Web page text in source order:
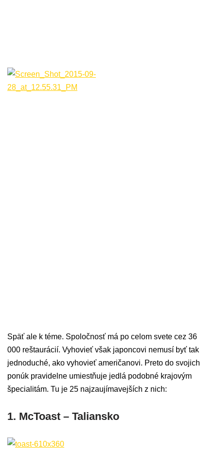
Späť ale k téme. Spoločnosť má po celom svete cez 36
000 reštaurácií. Vyhovieť však japoncovi nemusí byť tak
jednoduché, ako vyhovieť američanovi. Preto do svojich
ponúk pravidelne umiestňuje jedlá podobné krajovým
špecialitám. Tu je 25 najzaujímavejších z nich:
1. McToast – Taliansko